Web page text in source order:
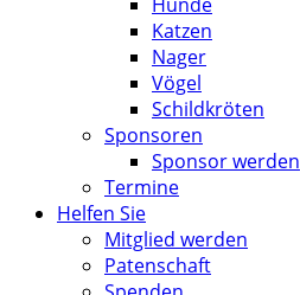
Katzen
Nager
Vögel
Schildkröten
Sponsoren
Sponsor werden
Termine
Helfen Sie
Mitglied werden
Patenschaft